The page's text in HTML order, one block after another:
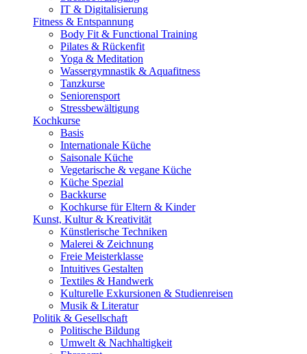
IT & Digitalisierung
Fitness & Entspannung
Body Fit & Functional Training
Pilates & Rückenfit
Yoga & Meditation
Wassergymnastik & Aquafitness
Tanzkurse
Seniorensport
Stressbewältigung
Kochkurse
Basis
Internationale Küche
Saisonale Küche
Vegetarische & vegane Küche
Küche Spezial
Backkurse
Kochkurse für Eltern & Kinder
Kunst, Kultur & Kreativität
Künstlerische Techniken
Malerei & Zeichnung
Freie Meisterklasse
Intuitives Gestalten
Textiles & Handwerk
Kulturelle Exkursionen & Studienreisen
Musik & Literatur
Politik & Gesellschaft
Politische Bildung
Umwelt & Nachhaltigkeit